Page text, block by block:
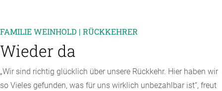
FAMILIE WEINHOLD | RÜCKKEHRER
Wieder da
„Wir sind richtig glücklich über unsere Rückkehr. Hier haben wir
so Vieles gefunden, was für uns wirklich unbezahlbar ist“, freut